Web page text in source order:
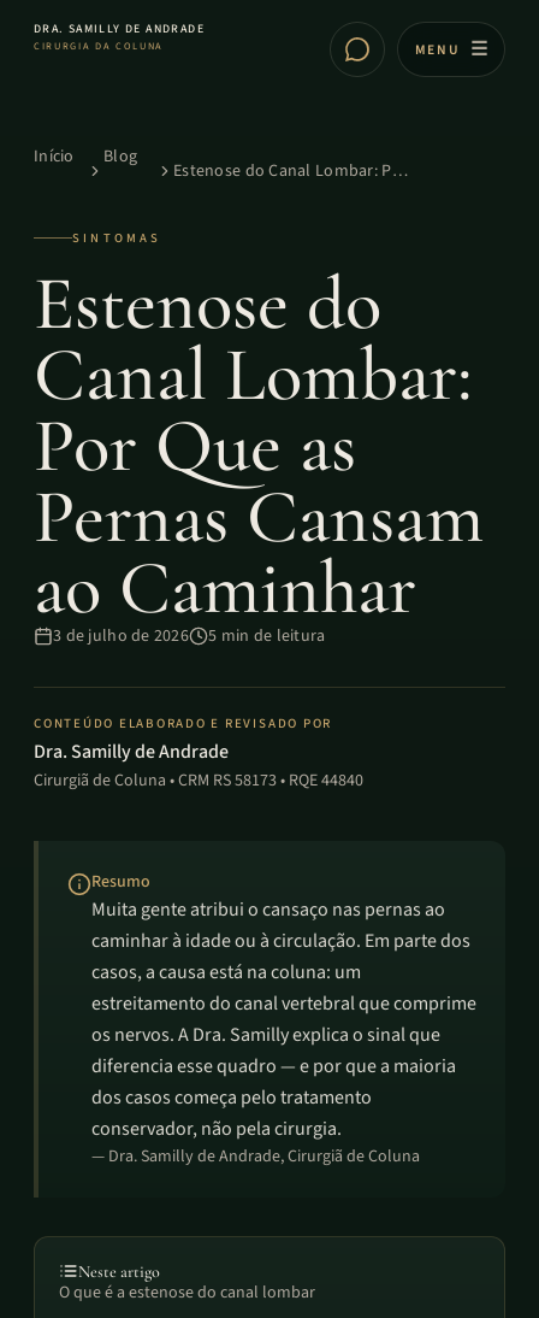
DRA. SAMILLY DE ANDRADE
CIRURGIA DA COLUNA MENU
Início Blog
Estenose do Canal Lombar: Por
SINTOMAS
Estenose do
Canal Lombar:
Por Que as
Pernas Cansam
ao Caminhar
3 de julho de 2026 5 min de leitura
CONTEÚDO ELABORADO E REVISADO POR
Dra. Samilly de Andrade
Cirurgiã de Coluna • CRM RS 58173 • RQE 44840
Resumo
Muita gente atribui o cansaço nas pernas ao
caminhar à idade ou à circulação. Em parte dos
casos, a causa está na coluna: um
estreitamento do canal vertebral que comprime
os nervos. A Dra. Samilly explica o sinal que
diferencia esse quadro — e por que a maioria
dos casos começa pelo tratamento
conservador, não pela cirurgia.
— Dra. Samilly de Andrade, Cirurgiã de Coluna
Neste artigo
O que é a estenose do canal lombar